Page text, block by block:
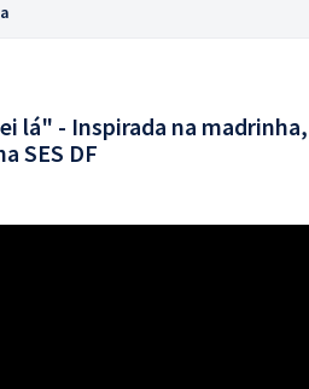
lá" - Inspirada na
SES DF